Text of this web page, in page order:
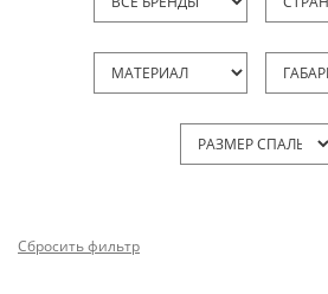
Сбросить фильтр